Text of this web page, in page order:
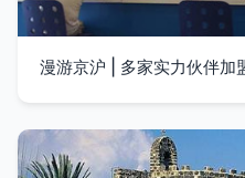
漫游京沪 | 多家实力伙伴加